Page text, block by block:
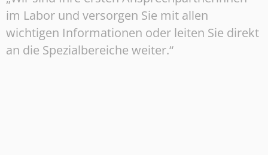
im Labor und versorgen Sie mit allen
wichtigen Informationen oder leiten Sie direkt
an die Spezialbereiche weiter.“